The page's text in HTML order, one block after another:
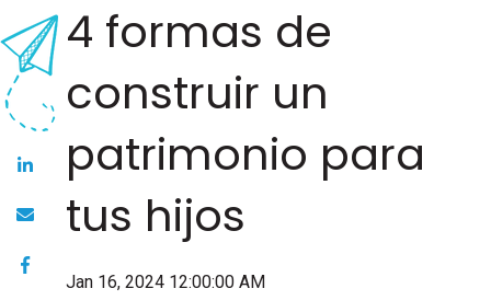
4 formas de
construir un
patrimonio para
tus hijos
Jan 16, 2024 12:00:00 AM